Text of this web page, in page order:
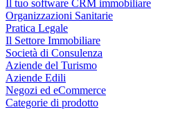
Il tuo software CRM immobiliare
Organizzazioni Sanitarie
Pratica Legale
Il Settore Immobiliare
Società di Consulenza
Aziende del Turismo
Aziende Edili
Negozi ed eCommerce
Categorie di prodotto